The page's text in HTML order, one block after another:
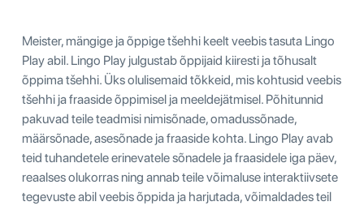
Meister, mängige ja õppige tšehhi keelt veebis tasuta Lingo
Play abil. Lingo Play julgustab õppijaid kiiresti ja tõhusalt
õppima tšehhi. Üks olulisemaid tõkkeid, mis kohtusid veebis
tšehhi ja fraaside õppimisel ja meeldejätmisel. Põhitunnid
pakuvad teile teadmisi nimisõnade, omadussõnade,
määrsõnade, asesõnade ja fraaside kohta. Lingo Play avab
teid tuhandetele erinevatele sõnadele ja fraasidele iga päev,
reaalses olukorras ning annab teile võimaluse interaktiivsete
tegevuste abil veebis õppida ja harjutada, võimaldades teil